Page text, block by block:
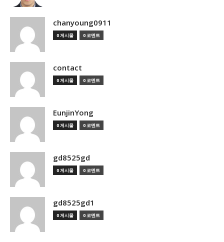
chanyoung0911
0 게시물 0 코멘트
contact
0 게시물 0 코멘트
EunjinYong
0 게시물 0 코멘트
gd8525gd
0 게시물 0 코멘트
gd8525gd1
0 게시물 0 코멘트